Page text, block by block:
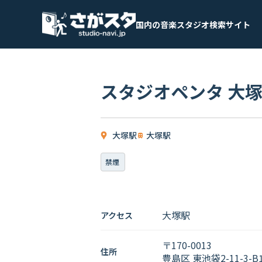
国内の音楽スタジオ検索サイト
スタジオペンタ 大
大塚駅 大塚駅
禁煙
アクセス 大塚駅
住所
〒170-0013
豊島区 東池袋2-11-3-